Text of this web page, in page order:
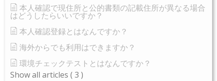
本人確認で現住所と公的書類の記載住所が異なる場合
はどうしたらいいですか？
本人確認登録とはなんですか？
海外からでも利用はできますか？
環境チェックテストとはなんですか？
Show all articles ( 3 )